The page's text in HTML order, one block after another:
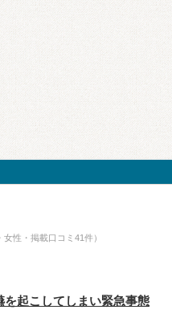
性・掲載口コミ41件）
起こしてしまい緊急事態